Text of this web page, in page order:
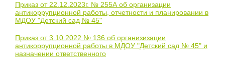
Приказ от 22.12.2023г. № 255А об организации
антикоррупционной работы, отчетности и планировании в
МДОУ "Детский сад № 45"
Приказ от 3.10.2022 № 136 об организизации
антикоррупционной работы в МДОУ "Детский сад № 45" и
назначении ответственного